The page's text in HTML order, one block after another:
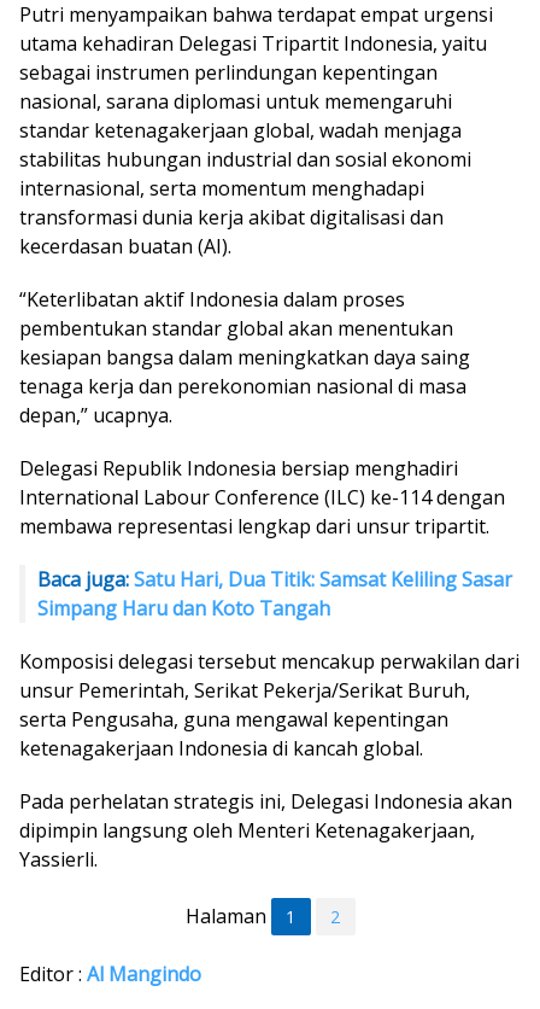
Putri menyampaikan bahwa terdapat empat urgensi
utama kehadiran Delegasi Tripartit Indonesia, yaitu
sebagai instrumen perlindungan kepentingan
nasional, sarana diplomasi untuk memengaruhi
standar ketenagakerjaan global, wadah menjaga
stabilitas hubungan industrial dan sosial ekonomi
internasional, serta momentum menghadapi
transformasi dunia kerja akibat digitalisasi dan
kecerdasan buatan (AI).
“Keterlibatan aktif Indonesia dalam proses
pembentukan standar global akan menentukan
kesiapan bangsa dalam meningkatkan daya saing
tenaga kerja dan perekonomian nasional di masa
depan,” ucapnya.
Delegasi Republik Indonesia bersiap menghadiri
International Labour Conference (ILC) ke-114 dengan
membawa representasi lengkap dari unsur tripartit.
Baca juga:Satu Hari, Dua Titik: Samsat Keliling Sasar
Simpang Haru dan Koto Tangah
Komposisi delegasi tersebut mencakup perwakilan dari
unsur Pemerintah, Serikat Pekerja/Serikat Buruh,
serta Pengusaha, guna mengawal kepentingan
ketenagakerjaan Indonesia di kancah global.
Pada perhelatan strategis ini, Delegasi Indonesia akan
dipimpin langsung oleh Menteri Ketenagakerjaan,
Yassierli.
Halaman 1 2
Editor : Al Mangindo